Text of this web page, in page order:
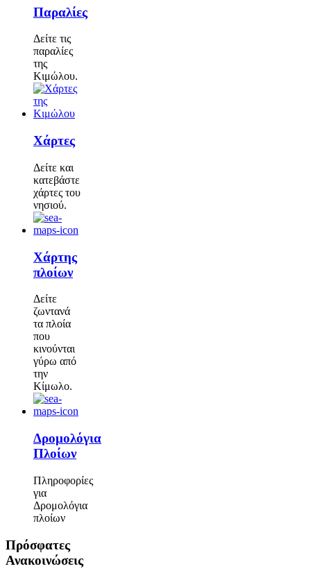
Παραλίες
Δείτε τις
παραλίες
της
Κιμώλου.
Χάρτες
Δείτε και
κατεβάστε
χάρτες του
νησιού.
Χάρτης
πλοίων
Δείτε
ζωντανά
τα πλοία
που
κινούνται
γύρω από
την
Κίμωλο.
Δρομολόγια
Πλοίων
Πληροφορίες
για
Δρομολόγια
πλοίων
Πρόσφατες
Ανακοινώσεις